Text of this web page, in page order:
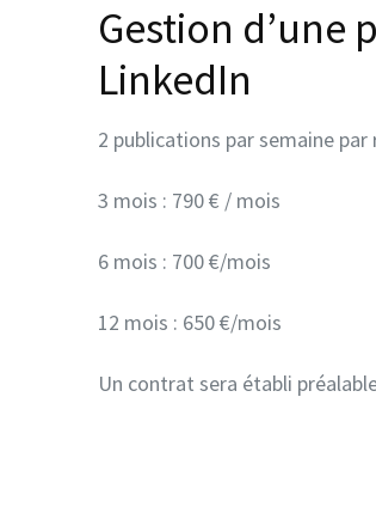
Gestion d’une
LinkedIn
2 publications par semaine par
3 mois : 790 € / mois
6 mois : 700 €/mois
12 mois : 650 €/mois
Un contrat sera établi